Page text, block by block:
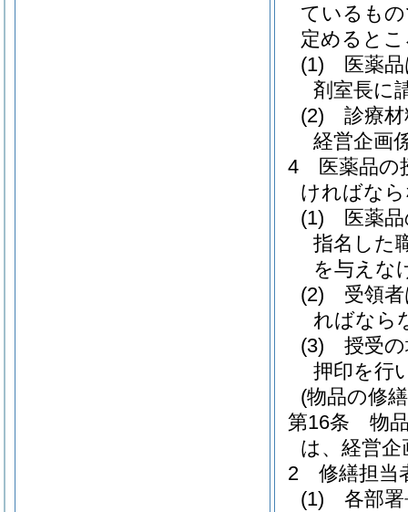
ているも
定めると
(1)
医薬
剤室長に
(2)
診療
経営企画
4
医薬品
ければな
(1)
医薬
指名した
を与えな
(2)
受領
ればなら
(3)
授受
押印を行
(物品の修
第16条
物
は、経営
2
修繕担当
(1)
各部